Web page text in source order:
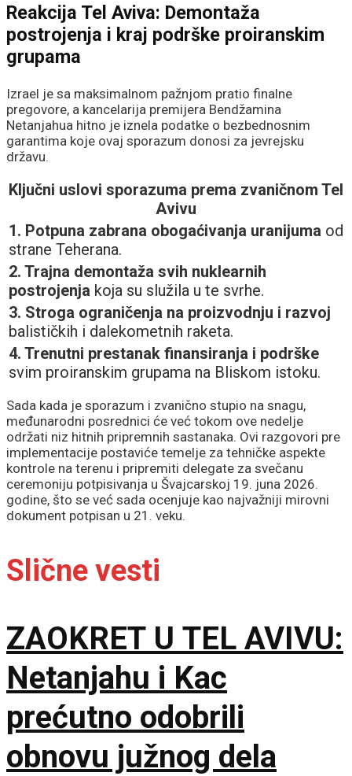
Reakcija Tel Aviva: Demontaža
postrojenja i kraj podrške proiranskim
grupama
Izrael je sa maksimalnom pažnjom pratio finalne
pregovore, a kancelarija premijera Bendžamina
Netanjahua hitno je iznela podatke o bezbednosnim
garantima koje ovaj sporazum donosi za jevrejsku
državu.
Ključni uslovi sporazuma prema zvaničnom Tel
Avivu
1. Potpuna zabrana obogaćivanja uranijuma od
strane Teherana.
2. Trajna demontaža svih nuklearnih
postrojenja koja su služila u te svrhe.
3. Stroga ograničenja na proizvodnju i razvoj
balističkih i dalekometnih raketa.
4. Trenutni prestanak finansiranja i podrške
svim proiranskim grupama na Bliskom istoku.
Sada kada je sporazum i zvanično stupio na snagu,
međunarodni posrednici će već tokom ove nedelje
održati niz hitnih pripremnih sastanaka. Ovi razgovori pre
implementacije postaviće temelje za tehničke aspekte
kontrole na terenu i pripremiti delegate za svečanu
ceremoniju potpisivanja u Švajcarskoj 19. juna 2026.
godine, što se već sada ocenjuje kao najvažniji mirovni
dokument potpisan u 21. veku.
Slične vesti
ZAOKRET U TEL AVIVU:
Netanjahu i Kac
prećutno odobrili
obnovu južnog dela